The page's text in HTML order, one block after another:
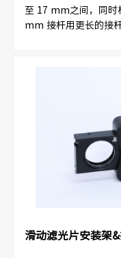
至 17 mm之间，同时
mm 接杆用更长的接
滑动滤光片安装架